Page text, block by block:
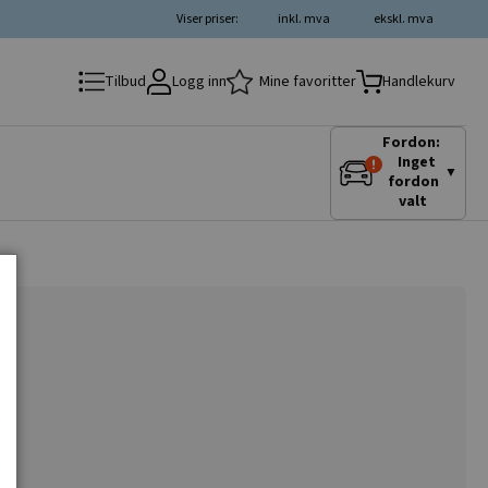
ekskl. mva
inkl. mva
Viser priser:
Tilbud Logg inn Mine favoritter Handlekurv
Fordon:
Inget
fordon
valt
▼